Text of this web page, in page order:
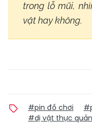
trong lỗ mũi,
vật hay không.
#pin đồ chơi
#dị vật thực quản